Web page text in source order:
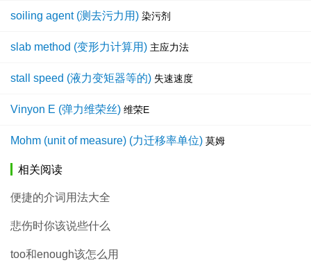
soiling agent (测去污力用) 染污剂
slab method (变形力计算用) 主应力法
stall speed (液力变矩器等的) 失速速度
Vinyon E (弹力维荣丝) 维荣E
Mohm (unit of measure) (力迁移率单位) 莫姆
相关阅读
便捷的介词用法大全
悲伤时你该说些什么
too和enough该怎么用